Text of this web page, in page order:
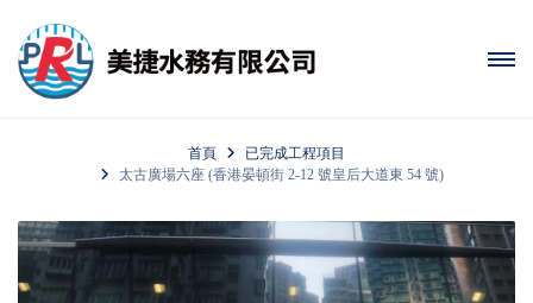
首頁
已完成工程項目
太古廣場六座 (香港晏頓街 2-12 號皇后大道東 54 號)